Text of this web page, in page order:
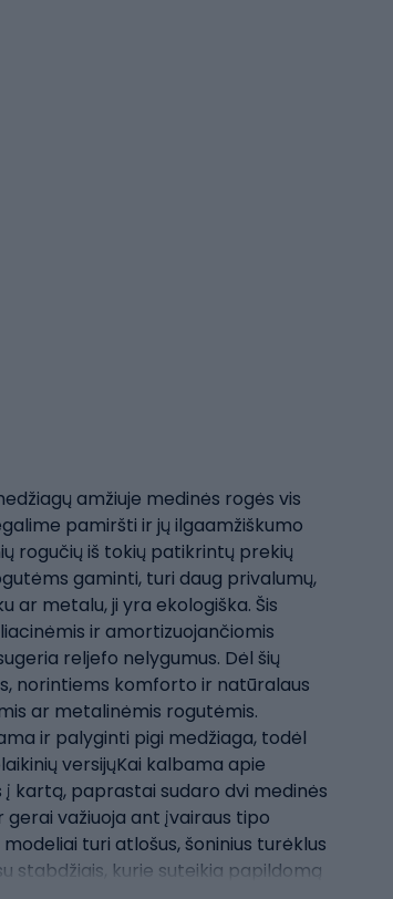
amžiuje medinės rogės vis
pamiršti ir jų ilgaamžiškumo
rogučių iš tokių patikrintų prekių
gaminti, turi daug privalumų,
ar metalu, ji yra ekologiška. Šis
ir amortizuojančiomis
reljefo nelygumus. Dėl šių
norintiems komforto ir natūralaus
ar metalinėmis rogutėmis.
ir palyginti pigi medžiaga, todėl
versijųKai kalbama apie
į kartą, paprastai sudaro dvi medinės
važiuoja ant įvairaus tipo
turi atlošus, šoninius turėklus
stabdžiais, kurie suteikia papildomą